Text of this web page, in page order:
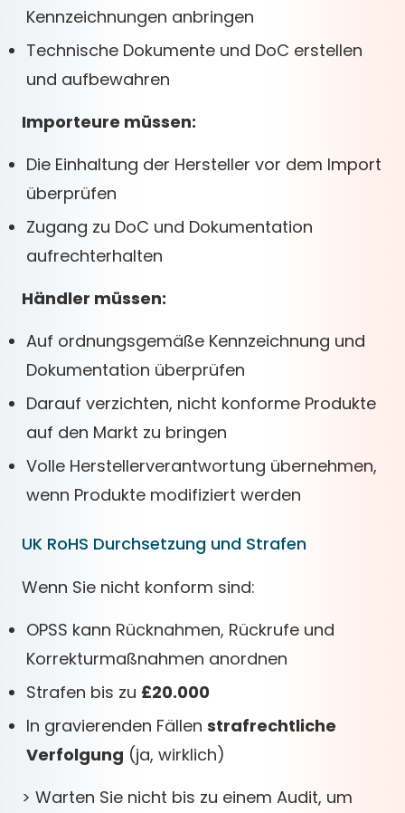
Kennzeichnungen anbringen
Technische Dokumente und DoC erstellen
und aufbewahren
Importeure müssen:
Die Einhaltung der Hersteller vor dem Import
überprüfen
Zugang zu DoC und Dokumentation
aufrechterhalten
Händler müssen:
Auf ordnungsgemäße Kennzeichnung und
Dokumentation überprüfen
Darauf verzichten, nicht konforme Produkte
auf den Markt zu bringen
Volle Herstellerverantwortung übernehmen,
wenn Produkte modifiziert werden
UK RoHS Durchsetzung und Strafen
Wenn Sie nicht konform sind:
OPSS kann Rücknahmen, Rückrufe und
Korrekturmaßnahmen anordnen
Strafen bis zu £20.000
In gravierenden Fällen strafrechtliche
Verfolgung (ja, wirklich)
> Warten Sie nicht bis zu einem Audit, um